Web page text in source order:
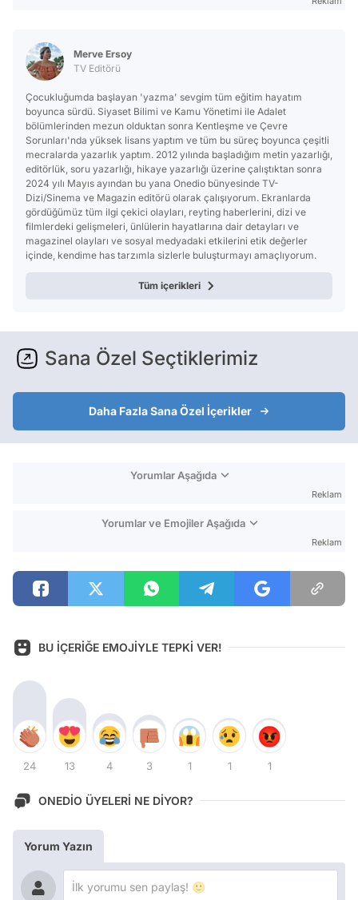
Merve Ersoy
TV Editörü
Çocukluğumda başlayan 'yazma' sevgim tüm eğitim hayatım
boyunca sürdü. Siyaset Bilimi ve Kamu Yönetimi ile Adalet
bölümlerinden mezun olduktan sonra Kentleşme ve Çevre
Sorunları'nda yüksek lisans yaptım ve tüm bu süreç boyunca çeşitli
mecralarda yazarlık yaptım. 2012 yılında başladığım metin yazarlığı,
editörlük, soru yazarlığı, hikaye yazarlığı üzerine çalıştıktan sonra
2024 yılı Mayıs ayından bu yana Onedio bünyesinde TV-
Dizi/Sinema ve Magazin editörü olarak çalışıyorum. Ekranlarda
gördüğümüz tüm ilgi çekici olayları, reyting haberlerini, dizi ve
filmlerdeki gelişmeleri, ünlülerin hayatlarına dair detayları ve
magazinel olayları ve sosyal medyadaki etkilerini etik değerler
içinde, kendime has tarzımla sizlerle buluşturmayı amaçlıyorum.
Tüm içerikleri
Sana Özel Seçtiklerimiz
Daha Fazla Sana Özel İçerikler
Yorumlar Aşağıda
Reklam
Yorumlar ve Emojiler Aşağıda
Reklam
BU İÇERİĞE EMOJİYLE TEPKİ VER!
24 13 4 3 1 1 1
ONEDİO ÜYELERİ NE DİYOR?
Yorum Yazın